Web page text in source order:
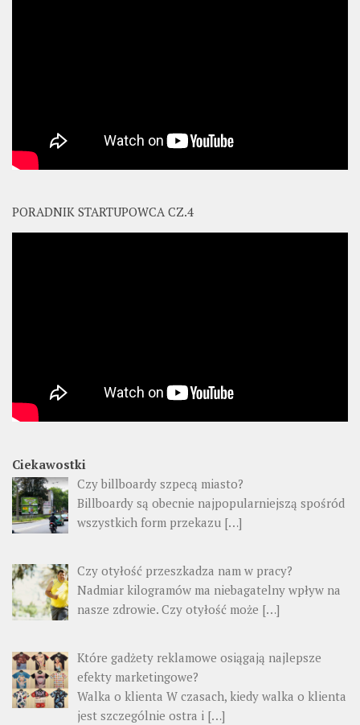
PORADNIK STARTUPOWCA CZ.4
Ciekawostki
Czy billboardy szpecą miasto?
Billboardy są obecnie najpopularniejszą spośród
wszystkich form przekazu […]
Czy otyłość przeszkadza nam w pracy?
Nadmiar kilogramów ma niebagatelny wpływ na
nasze zdrowie. Czy otyłość może […]
Które gadżety reklamowe osiągają najlepsze
efekty marketingowe?
Walka o klienta W czasach, kiedy walka o klienta
jest szczególnie ostra i […]